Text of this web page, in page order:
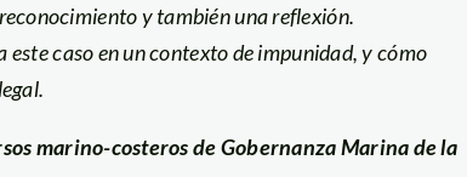
y también una reflexión.
este caso en un contexto de impunidad, y cómo
marino-costeros de Gobernanza Marina de la